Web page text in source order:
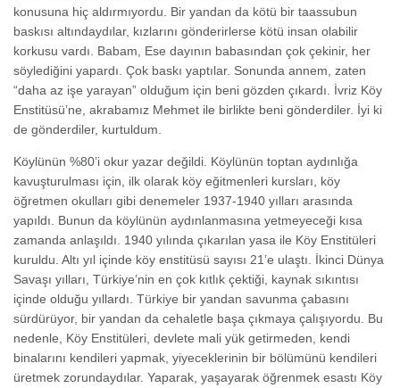
konusuna hiç aldırmıyordu. Bir yandan da kötü bir taassubun
baskısı altındaydılar, kızlarını gönderirlerse kötü insan olabilir
korkusu vardı. Babam, Ese dayının babasından çok çekinir, her
söylediğini yapardı. Çok baskı yaptılar. Sonunda annem, zaten
“daha az işe yarayan” olduğum için beni gözden çıkardı. İvriz Köy
Enstitüsü’ne, akrabamız Mehmet ile birlikte beni gönderdiler. İyi ki
de gönderdiler, kurtuldum.
Köylünün %80’i okur yazar değildi. Köylünün toptan aydınlığa
kavuşturulması için, ilk olarak köy eğitmenleri kursları, köy
öğretmen okulları gibi denemeler 1937-1940 yılları arasında
yapıldı. Bunun da köylünün aydınlanmasına yetmeyeceği kısa
zamanda anlaşıldı. 1940 yılında çıkarılan yasa ile Köy Enstitüleri
kuruldu. Altı yıl içinde köy enstitüsü sayısı 21’e ulaştı. İkinci Dünya
Savaşı yılları, Türkiye’nin en çok kıtlık çektiği, kaynak sıkıntısı
içinde olduğu yıllardı. Türkiye bir yandan savunma çabasını
sürdürüyor, bir yandan da cehaletle başa çıkmaya çalışıyordu. Bu
nedenle, Köy Enstitüleri, devlete mali yük getirmeden, kendi
binalarını kendileri yapmak, yiyeceklerinin bir bölümünü kendileri
üretmek zorundaydılar. Yaparak, yaşayarak öğrenmek esastı Köy